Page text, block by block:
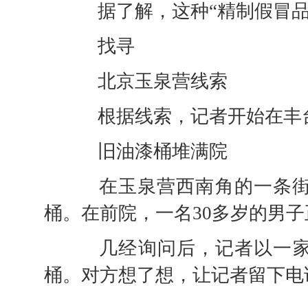
据了解，这种“精制假冒品
找寻
北京玉泉营线索
根据线索，记者开始在丰
旧油漆桶堆满院
在玉泉营西南角的一条街
桶。在前院，一名30多岁的男
几经询问后，记者以一家
桶。对方想了想，让记者留下